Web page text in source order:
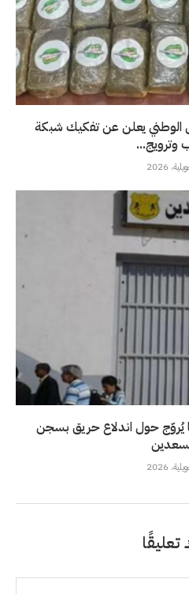
الحرس الوطني يعلن عن تفكيك شبكة
وترويج...
يُروّج حول اندلاع حريق بسجن
تعليقًا